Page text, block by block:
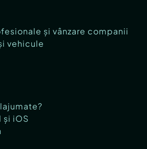
și vânzare companii
vehicule
iOS